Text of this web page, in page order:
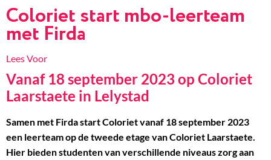
Coloriet start mbo-leerteam
met Firda
Lees Voor
Vanaf 18 september 2023 op Coloriet
Laarstaete in Lelystad
Samen met Firda start Coloriet vanaf 18 september 2023
een leerteam op de tweede etage van Coloriet Laarstaete.
Hier bieden studenten van verschillende niveaus zorg aan